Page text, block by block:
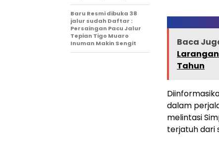
Baca
Tahun
dalam
melintasi
terjatuh dari
Baru Resmi dibuka 38
jalur sudah Daftar :
Persaingan Pacu Jalur
Tepian Tigo Muaro
Inuman Makin Sengit